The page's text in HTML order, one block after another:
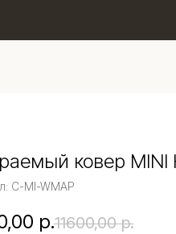
ковер MINI
C-MI-WMAP
р.11600,00 р.